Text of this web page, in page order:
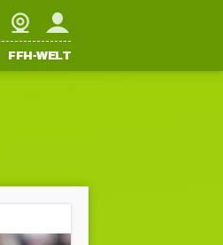
WebcamMein FFH
FFH-WELT